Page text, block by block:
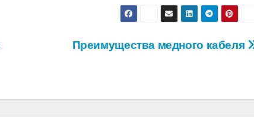
Преимущества медного кабеля